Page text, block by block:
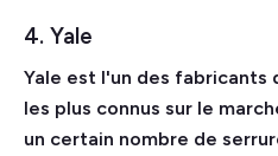
4. Yale
Yale est l'un des fabricants
les plus connus sur le
un certain nombre de